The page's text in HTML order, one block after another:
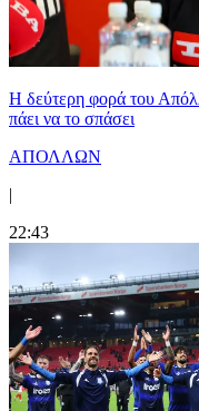
Η δεύτερη φορά του
πάει να το σπάσει
ΑΠΟΛΛΩΝ
|
22:43